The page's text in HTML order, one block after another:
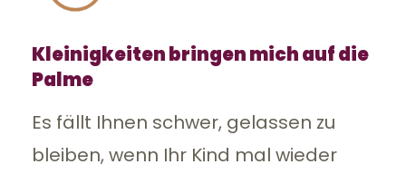
Kleinigkeiten bringen mich auf die
Palme
Es fällt Ihnen schwer, gelassen zu
bleiben, wenn Ihr Kind mal wieder